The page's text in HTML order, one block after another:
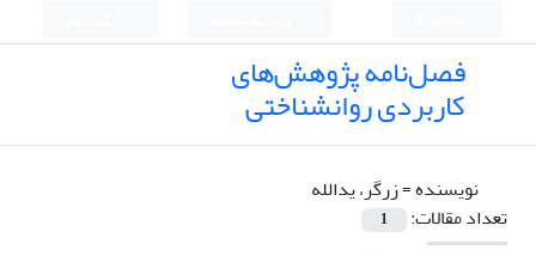
فصل‌نامه پژوهش‌های
کاربردی روانشناختی
نویسنده =زرگر، یدالله
تعداد مقالات:
1